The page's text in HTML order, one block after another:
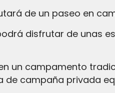
de un paseo en
disfrutar de unas
un campamento
de campaña privada